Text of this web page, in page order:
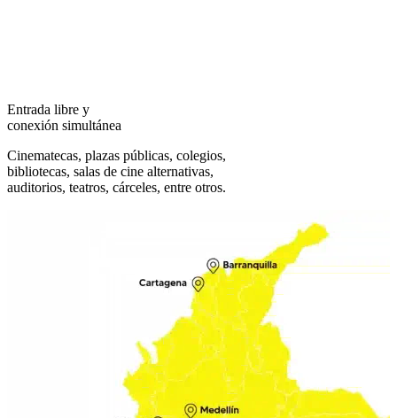
Entrada libre y
conexión simultánea
Cinematecas, plazas públicas, colegios,
bibliotecas, salas de cine alternativas,
auditorios, teatros, cárceles, entre otros.